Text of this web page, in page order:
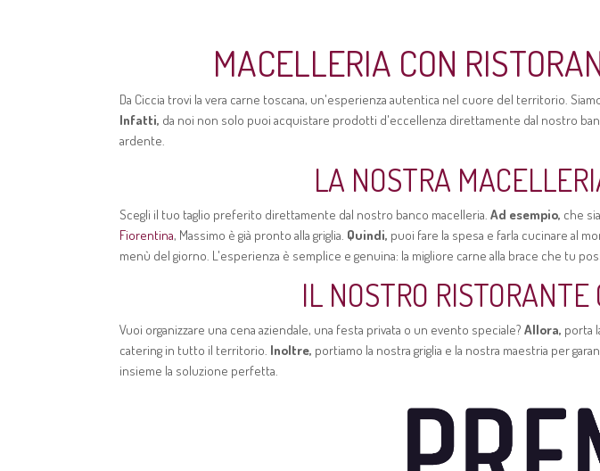
MACELLERIA CON
Da Ciccia trovi la vera carne toscana, un'esperienza autentica nel cuore del territorio.
Infatti, da noi non solo puoi acquistare prodotti d'eccellenza direttamente dal nostro
ardente.
LA NOSTRA
Scegli il tuo taglio preferito direttamente dal nostro banco macelleria.Ad esempio, che
Fiorentina, Massimo è già pronto alla griglia. Quindi, puoi fare la spesa e farla cucinare al
menù del giorno. L'esperienza è semplice e genuina: la migliore carne alla brace che tu
IL NOSTRO
Vuoi organizzare una cena aziendale, una festa privata o un evento speciale?Allora, porta
catering in tutto il territorio. Inoltre, portiamo la nostra griglia e la nostra maestria per
insieme la soluzione perfetta.